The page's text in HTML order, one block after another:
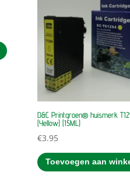
D&C Printgroen® huismerk
(Yellow) (15ML)
€3.95
Toevoegen aan